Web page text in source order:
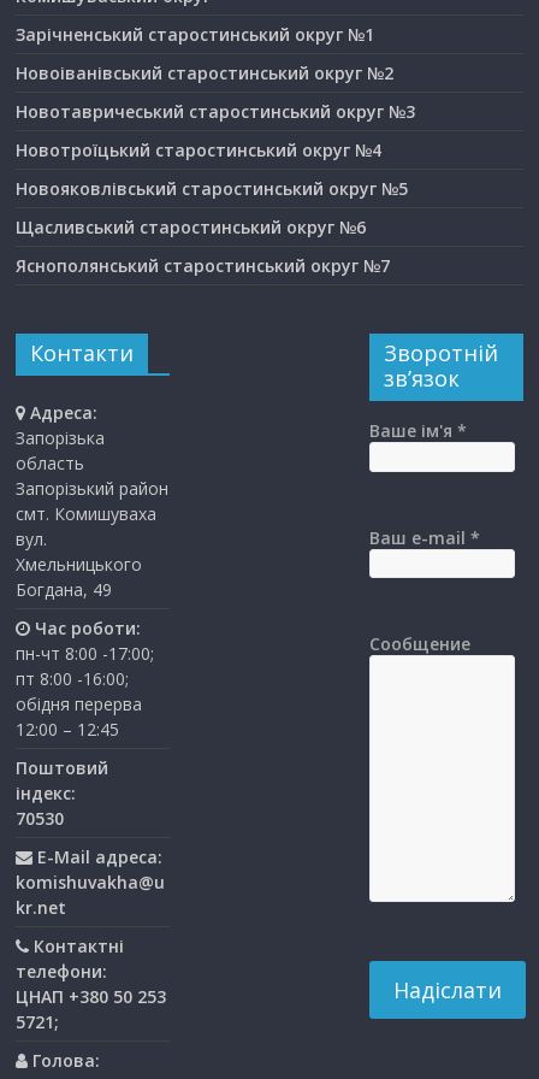
Зарічненський старостинський округ №1
Новоіванівський старостинський округ №2
Новотавричеський старостинський округ №3
Новотроїцький старостинський округ №4
Новояковлівський старостинський округ №5
Щасливський старостинський округ №6
Яснополянський старостинський округ №7
Контакти
Адреса:
Запорізька
область
Запорізький район
смт. Комишуваха
вул.
Хмельницького
Богдана, 49
Час роботи:
пн-чт 8:00 -17:00;
пт 8:00 -16:00;
обідня перерва
12:00 – 12:45
Поштовий
індекс:
70530
E-Mail адреса:
komishuvakha@u
kr.net
Контактні
телефони:
ЦНАП +380 50 253
5721;
Голова:
Зворотній
зв’язок
Ваше ім'я *
Ваш e-mail *
Сообщение